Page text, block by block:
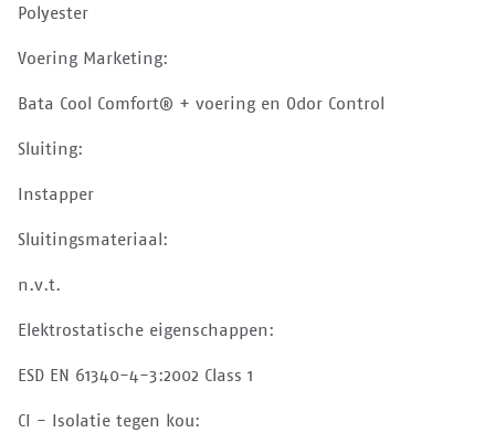
Polyester
Voering Marketing:
Bata Cool Comfort® + voering en Odor Control
Sluiting:
Instapper
Sluitingsmateriaal:
n.v.t.
Elektrostatische eigenschappen:
ESD EN 61340-4-3:2002 Class 1
CI - Isolatie tegen kou: